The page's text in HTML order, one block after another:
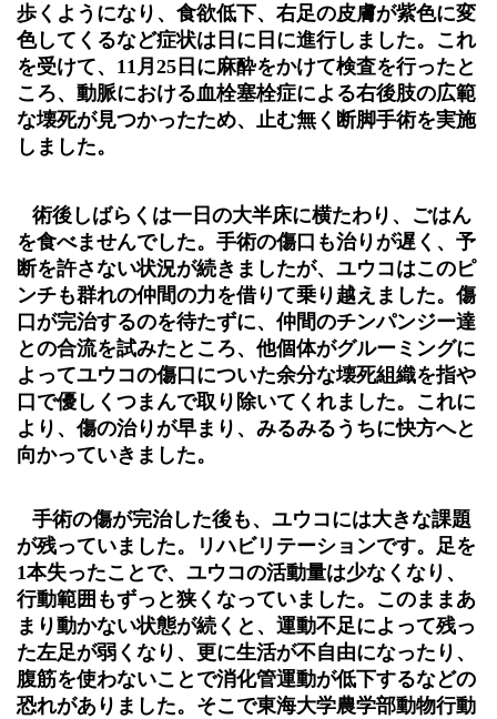
歩くようになり、食欲低下、右足の皮膚が紫色に変
色してくるなど症状は日に日に進行しました。これ
を受けて、 11 月25 日に麻酔をかけて検査を行ったと
ころ、動脈における血栓塞栓症による右後肢の広範
な壊死が見つかったため、止む無く断脚手術を実施
しました。
術後しばらくは一日の大半床に横たわり、ごはん
を食べませんでした。手術の傷口も治りが遅く、予
断を許さない状況が続きましたが、ユウコはこのピ
ンチも群れの仲間の力を借りて乗り越えました。傷
口が完治するのを待たずに、仲間のチンパンジー達
との合流を試みたところ、他個体がグルーミングに
よってユウコの傷口についた余分な壊死組織を指や
口で優しくつまんで取り除いてくれました。これに
より、傷の治りが早まり、みるみるうちに快方へと
向かっていきました。
手術の傷が完治した後も、ユウコには大きな課題
が残っていました。リハビリテーションです。足を
1本失ったことで、ユウコの活動量は少なくなり、
行動範囲もずっと狭くなっていました。このままあ
まり動かない状態が続くと、運動不足によって残っ
た左足が弱くなり、更に生活が不自由になったり、
腹筋を使わないことで消化管運動が低下するなどの
恐れがありました。そこで東海大学農学部動物行動